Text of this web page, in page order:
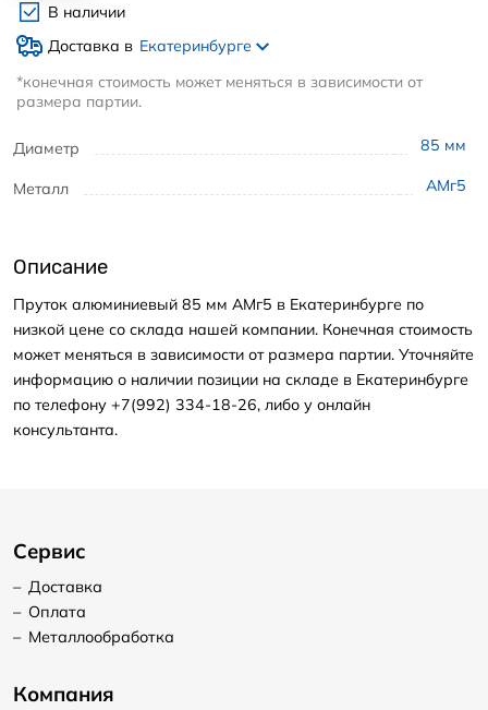
Диаметр 85 мм
Металл АМг5
В наличии
Доставка в Екатеринбурге
*конечная стоимость может меняться в зависимости от
размера партии.
Описание
Пруток алюминиевый 85 мм АМг5 в Екатеринбурге по
низкой цене со склада нашей компании. Конечная стоимость
может меняться в зависимости от размера партии. Уточняйте
информацию о наличии позиции на складе в Екатеринбурге
по телефону +7(992) 334-18-26, либо у онлайн
консультанта.
Сервис
– Доставка
– Оплата
– Металлообработка
Компания